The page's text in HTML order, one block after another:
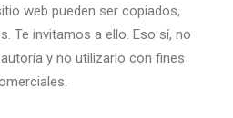
web pueden ser copiados,
Te invitamos a ello. Eso sí, no
y no utilizarlo con fines